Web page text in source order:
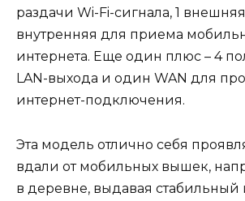
раздачи Wi-Fi-сигнала, 1
внутренняя для приема
интернета. Еще один плюс – 4
LAN-выхода и один WAN для
интернет-подключения.
Эта модель отлично себя
вдали от мобильных вышек,
в деревне, выдавая стабильный